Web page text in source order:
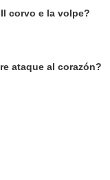
corvo e la volpe?
ataque al corazón?